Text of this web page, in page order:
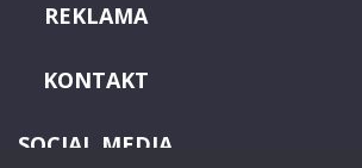
REKLAMA
KONTAKT
SOCIAL MEDIA